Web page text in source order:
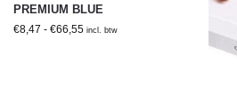
PREMIUM BLUE
€8,47 - €66,55 incl. btw